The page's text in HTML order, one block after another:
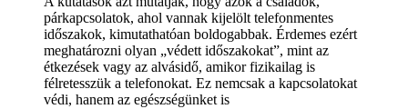
párkapcsolatok, ahol vannak kijelölt telefonmentes
időszakok, kimutathatóan boldogabbak. Érdemes ezért
meghatározni olyan „védett időszakokat”, mint az
étkezések vagy az alvásidő, amikor fizikailag is
félretesszük a telefonokat. Ez nemcsak a kapcsolatokat
védi, hanem az egészségünket is